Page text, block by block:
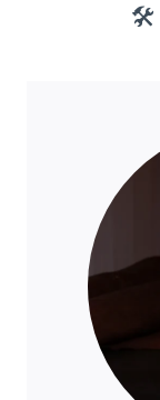
🛠️